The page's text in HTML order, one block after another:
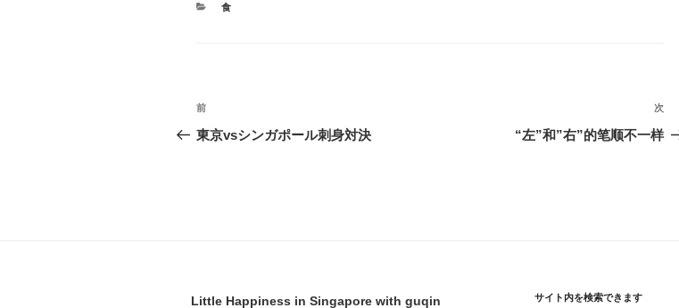
カ
食
投
稿
シ
前
の
前
東京vsシンガポール刺身対決
次
の
次
“左”和”右”的笔顺不一样
Little Happiness in Singapore with guqin サイト内を検索できます